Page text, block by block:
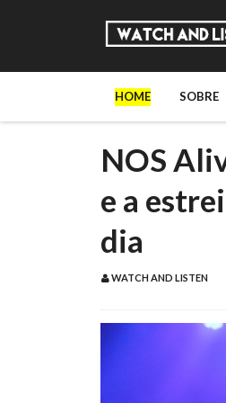
HOME SOBRE
NOS
e a
dia
WATCH AND LISTEN